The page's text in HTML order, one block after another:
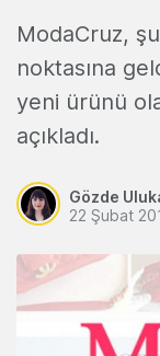
ModaCruz,
noktasına
yeni ürünü
açıkladı.
Gözde
22 Şubat